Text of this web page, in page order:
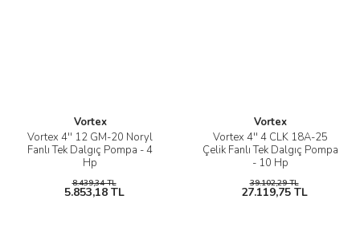
Vortex
Vortex 4'' 12 GM-20 Noryl
Fanlı Tek Dalgıç Pompa - 4
Hp
8.439,34 TL
5.853,18 TL
Vortex
Vortex 4'' 4 CLK 18A-25
Çelik Fanlı Tek Dalgıç Pompa
- 10 Hp
39.102,29 TL
27.119,75 TL